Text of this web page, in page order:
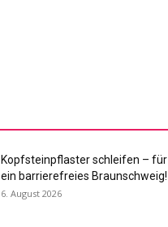
Kopfsteinpflaster schleifen – für
ein barrierefreies Braunschweig!
6. August 2026